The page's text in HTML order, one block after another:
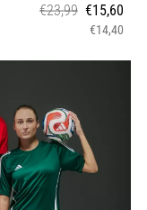
€23,99 €15,60
€14,40